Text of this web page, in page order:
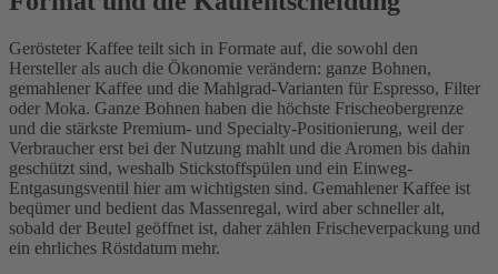
Gerösteter Kaffee teilt sich in Formate auf, die sowohl den
Hersteller als auch die Ökonomie verändern: ganze Bohnen,
gemahlener Kaffee und die Mahlgrad-Varianten für Espresso, Filter
oder Moka. Ganze Bohnen haben die höchste Frischeobergrenze
und die stärkste Premium- und Specialty-Positionierung, weil der
Verbraucher erst bei der Nutzung mahlt und die Aromen bis dahin
geschützt sind, weshalb Stickstoffspülen und ein Einweg-
Entgasungsventil hier am wichtigsten sind. Gemahlener Kaffee ist
beqümer und bedient das Massenregal, wird aber schneller alt,
sobald der Beutel geöffnet ist, daher zählen Frischeverpackung und
ein ehrliches Röstdatum mehr.